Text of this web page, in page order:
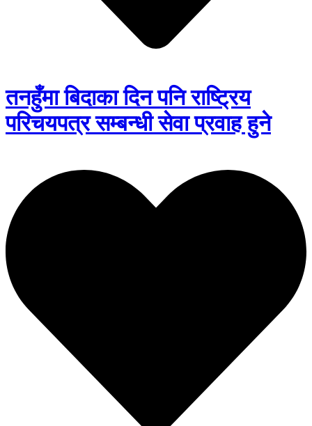
तनहुँमा बिदाका दिन पनि राष्ट्रिय
परिचयपत्र सम्बन्धी सेवा प्रवाह हुने